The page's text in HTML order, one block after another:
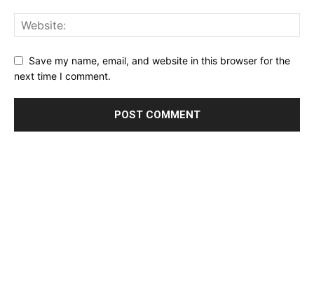
Save my name, email, and website in this browser for the
next time I comment.